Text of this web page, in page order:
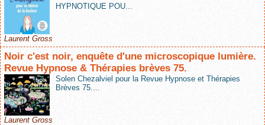
HYPNOTIQUE POU...
Laurent Gross
Noir c'est noir, enquête d'une microscopique lumière.
Revue Hypnose & Thérapies brèves 75.
Solen Chezalviel pour la Revue Hypnose et Thérapies
Brèves 75....
Laurent Gross